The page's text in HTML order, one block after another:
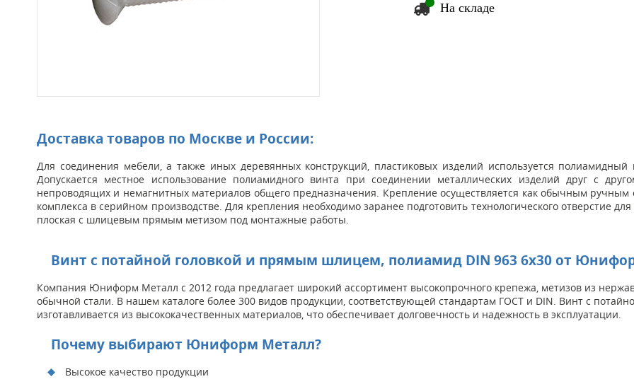
На складе
Доставка товаров по Москве и России:
Для соединения мебели, а также иных деревянных конструкций, пластиковых изделий используется
Допускается местное использование полиамидного винта при соединении металлических изделий друг с
непроводящих и немагнитных материалов общего предназначения. Крепление осуществляется как обычным ручным
комплекса в серийном производстве. Для крепления необходимо заранее подготовить технологического отверстие
плоская с шлицевым прямым метизом под монтажные работы.
Винт с потайной головкой и прямым шлицем, полиамид DIN 963 6x30 от
Компания Юниформ Металл с 2012 года предлагает широкий ассортимент высокопрочного крепежа, метизов из
обычной стали. В нашем каталоге более 300 видов продукции, соответствующей стандартам ГОСТ и DIN. Винт с
изготавливается из высококачественных материалов, что обеспечивает долговечность и надежность в эксплуатации.
Почему выбирают Юниформ Металл?
Высокое качество продукции